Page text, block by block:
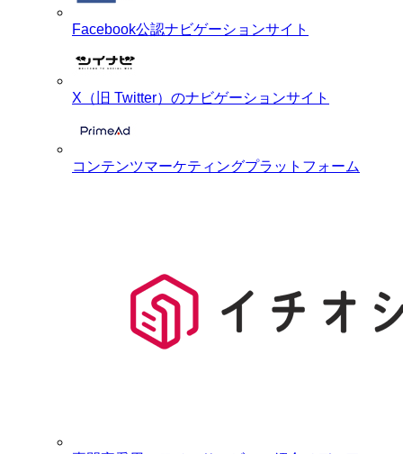
Facebook公認ナビゲーションサイト
X（旧 Twitter）のナビゲーションサイト
コンテンツマーケティングプラットフォーム